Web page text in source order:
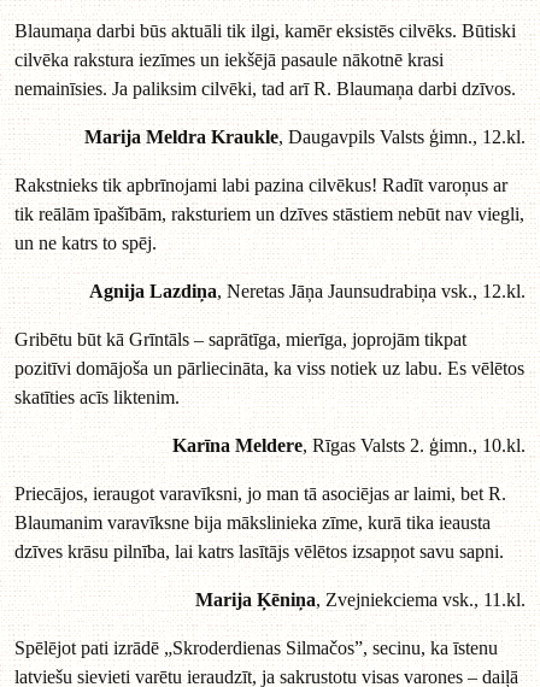
Blaumaņa darbi būs aktuāli tik ilgi, kamēr eksistēs cilvēks. Būtiski
cilvēka rakstura iezīmes un iekšējā pasaule nākotnē krasi
nemainīsies. Ja paliksim cilvēki, tad arī R. Blaumaņa darbi dzīvos.
Marija Meldra Kraukle, Daugavpils Valsts ģimn., 12.kl.
Rakstnieks tik apbrīnojami labi pazina cilvēkus! Radīt varoņus ar
tik reālām īpašībām, raksturiem un dzīves stāstiem nebūt nav viegli,
un ne katrs to spēj.
Agnija Lazdiņa, Neretas Jāņa Jaunsudrabiņa vsk., 12.kl.
Gribētu būt kā Grīntāls – saprātīga, mierīga, joprojām tikpat
pozitīvi domājoša un pārliecināta, ka viss notiek uz labu. Es vēlētos
skatīties acīs liktenim.
Karīna Meldere, Rīgas Valsts 2. ģimn., 10.kl.
Priecājos, ieraugot varavīksni, jo man tā asociējas ar laimi, bet R.
Blaumanim varavīksne bija mākslinieka zīme, kurā tika ieausta
dzīves krāsu pilnība, lai katrs lasītājs vēlētos izsapņot savu sapni.
Marija Ķēniņa, Zvejniekciema vsk., 11.kl.
Spēlējot pati izrādē „Skroderdienas Silmačos”, secinu, ka īstenu
latviešu sievieti varētu ieraudzīt, ja sakrustotu visas varones – daiļā